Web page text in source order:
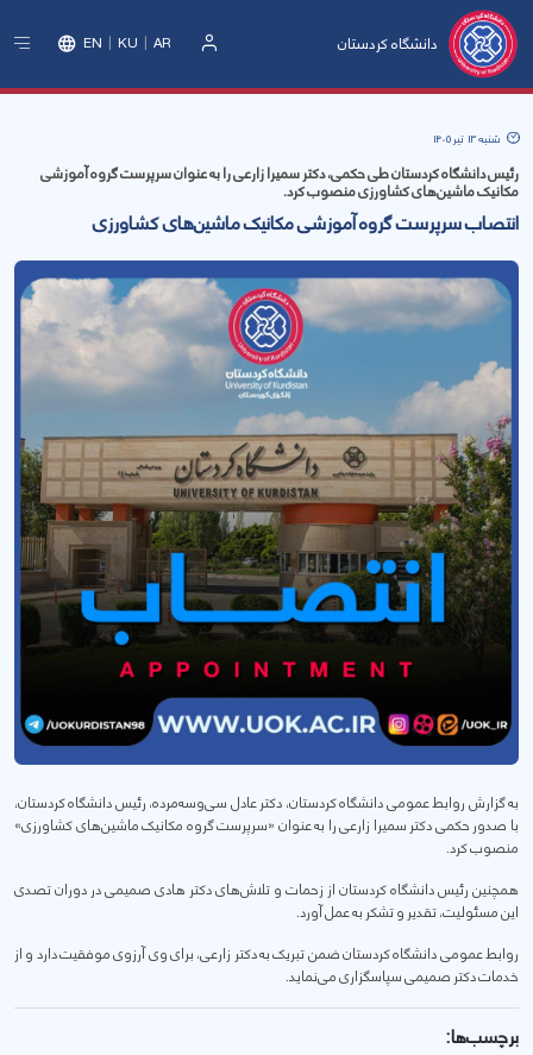
دانشگاه کردستان EN KU AR
شنبه 13 تیر 1405
رئیس دانشگاه کردستان طی حکمی، دکتر سمیرا زارعی را به عنوان سرپرست گروه آموزشی
مکانیک ماشین‌های کشاورزی منصوب کرد.
انتصاب سرپرست گروه آموزشی مکانیک ماشین‌های کشاورزی
به گزارش روابط عمومی دانشگاه کردستان، دکتر عادل سی‌وسه‌مرده، رئیس دانشگاه کردستان،
با صدور حکمی دکتر سمیرا زارعی را به عنوان «سرپرست گروه مکانیک ماشین‌های کشاورزی»
منصوب کرد.
همچنین رئیس دانشگاه کردستان از زحمات و تلاش‌های دکتر هادی صمیمی در دوران تصدی
این مسئولیت، تقدیر و تشکر به عمل آورد.
روابط عمومی دانشگاه کردستان ضمن تبریک به دکتر زارعی، برای وی آرزوی موفقیت دارد و از
خدمات دکتر صمیمی سپاسگزاری می‌نماید.
برچسب‌ها: